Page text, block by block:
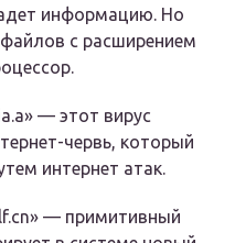
информацию. Но
с расширением
— этот вирус
червь, который
интернет атак.
— примитивный